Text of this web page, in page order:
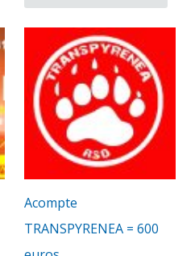
Acompte
TRANSPYRENEA = 600